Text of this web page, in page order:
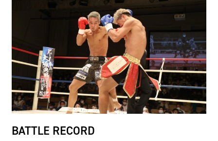
BATTLE RECORD